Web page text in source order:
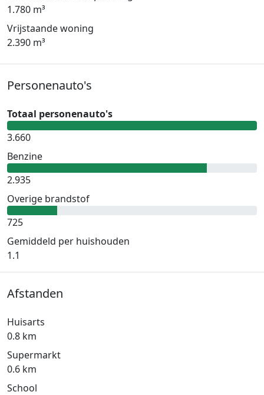
1.780 m³
Vrijstaande woning
2.390 m³
Personenauto's
Totaal personenauto's
3.660
Benzine
2.935
Overige brandstof
725
Gemiddeld per huishouden
1.1
Afstanden
Huisarts
0.8 km
Supermarkt
0.6 km
School